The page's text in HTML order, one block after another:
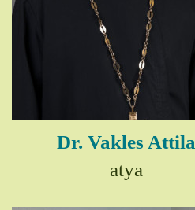
Dr. Vakles Attila
atya